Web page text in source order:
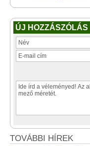
ÚJ HOZZÁSZÓLÁS
TOVÁBBI HÍREK